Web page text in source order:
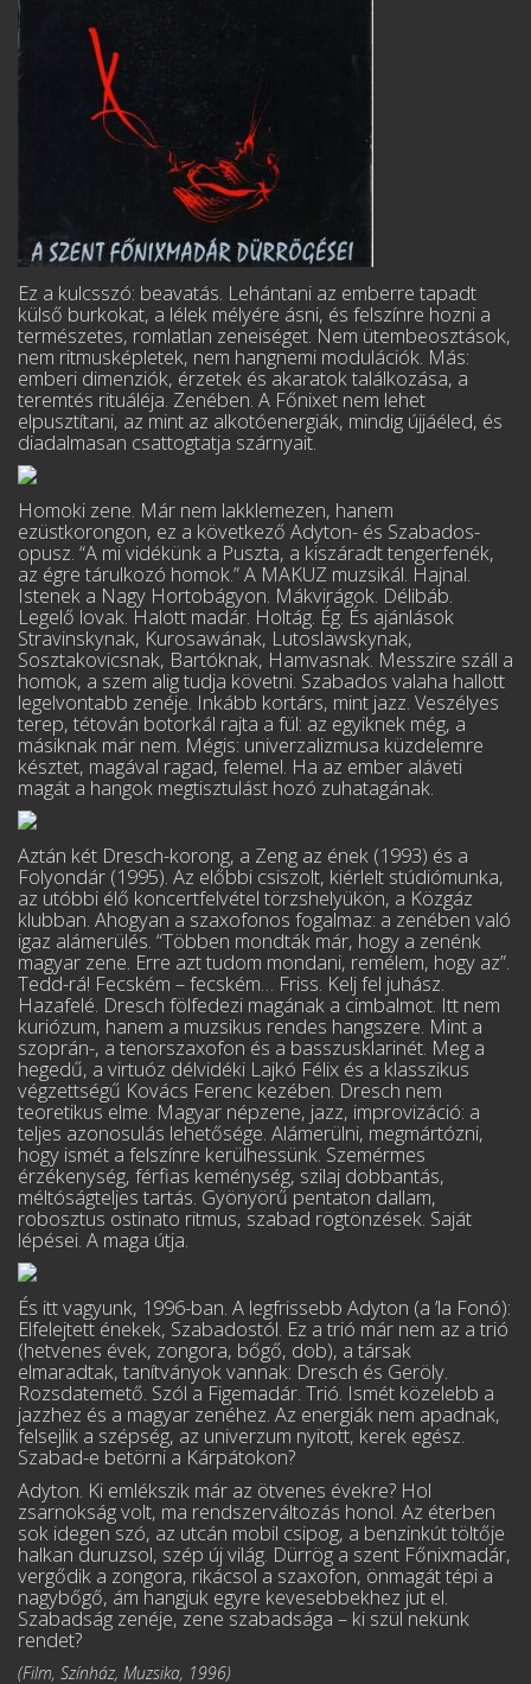
Ez a kulcsszó: beavatás. Lehántani az emberre tapadt
külső burkokat, a lélek mélyére ás­ni, és felszínre hozni a
természetes, romlatlan zeneiséget. Nem ütembeosztások,
nem rit­mus­képletek, nem hangnemi modulációk. Más:
emberi dimenziók, érzetek és akaratok találko­zá­sa, a
teremtés rituáléja. Zenében. A Főnixet nem lehet
elpusztítani, az mint az alkotóenergiák, mindig újjáéled, és
diadalmasan csattogtatja szárnyait.
Homoki zene. Már nem lakklemezen, hanem
ezüstkorongon, ez a következő Adyton- és Szabados-
opusz. “A mi vidékünk a Puszta, a kiszáradt tengerfenék,
az égre tárulkozó homok.” A MAKUZ muzsikál. Hajnal.
Istenek a Nagy Hortobágyon. Mákvirágok. Délibáb.
Legelő lo­vak. Halott madár. Holtág. Ég. És ajánlások
Stravinskynak, Kurosawának, Lutoslawskynak,
Sosztakovicsnak, Bartóknak, Hamvasnak. Messzire száll a
homok, a szem alig tudja követni. Szabados valaha hallott
legelvontabb zenéje. Inkább kortárs, mint jazz. Veszélyes
terep, této­ván botorkál rajta a fül: az egyiknek még, a
másiknak már nem. Mégis: univerzalizmusa küz­delemre
késztet, magával ragad, felemel. Ha az ember aláveti
magát a hangok megtisztulást hozó zuhatagának.
Aztán két Dresch-korong, a Zeng az ének (1993) és a
Folyondár (1995). Az előbbi csi­szolt, kiérlelt stúdiómunka,
az utóbbi élő koncertfelvétel törzshelyükön, a Közgáz
klubban. Ahogyan a szaxofonos fogalmaz: a zenében való
igaz alámerülés. “Többen mondták már, hogy a zenénk
magyar zene. Erre azt tudom mondani, remélem, hogy az”.
Tedd-rá! Fecském – fecském… Friss. Kelj fel juhász.
Hazafelé. Dresch fölfedezi magának a cimbalmot. Itt nem
kuriózum, hanem a muzsikus rendes hangszere. Mint a
szoprán-, a tenorszaxofon és a basszusklarinét. Meg a
hegedű, a virtuóz délvidéki Lajkó Félix és a klasszikus
végzettségű Kovács Ferenc kezében. Dresch nem
teoretikus elme. Magyar népzene, jazz, improvizáció: a
teljes azonosulás lehetősége. Alámerülni, megmártózni,
hogy ismét a felszínre kerülhessünk. Szemérmes
érzékenység, férfias keménység, szilaj dobbantás,
méltóságteljes tartás. Gyönyörű pentaton dallam,
robosztus ostinato ritmus, szabad rögtönzések. Saját
lépései. A maga útja.
És itt vagyunk, 1996-ban. A legfrissebb Adyton (a ’la Fonó):
Elfelejtett énekek, Szaba­dostól. Ez a trió már nem az a trió
(hetvenes évek, zongora, bőgő, dob), a társak
elmaradtak, tanítványok vannak: Dresch és Geröly.
Rozsdatemető. Szól a Figemadár. Trió. Ismét közelebb a
jazzhez és a magyar zenéhez. Az energiák nem apadnak,
felsejlik a szépség, az univerzum nyitott, kerek egész.
Szabad-e betörni a Kárpátokon?
Adyton. Ki emlékszik már az ötvenes évekre? Hol
zsarnokság volt, ma rendszerváltozás honol. Az éterben
sok idegen szó, az utcán mobil csipog, a benzinkút töltője
halkan duruzsol, szép új világ. Dürrög a szent Főnixmadár,
vergődik a zongora, rikácsol a szaxofon, önmagát tépi a
nagybőgő, ám hangjuk egyre kevesebbekhez jut el.
Szabadság zenéje, zene szabadsága – ki szül nekünk
rendet?
(Film, Színház, Muzsika, 1996)